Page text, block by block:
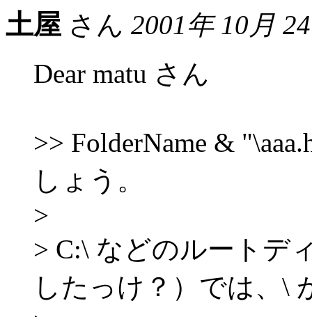
土屋 さん 2001年 10月
Dear matu さん
>> FolderName &
しょう。
>
> C:\ などのルートデ
したっけ？）では、\